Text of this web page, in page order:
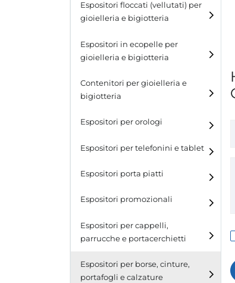
Espositori per anelli
Espositori floccati (vellutati) per
gioielleria e bigiotteria
Espositori in ecopelle per
gioielleria e bigiotteria
Contenitori per gioielleria e
bigiotteria
Espositori per orologi
Espositori per telefonini e tablet
Espositori porta piatti
Espositori promozionali
Espositori per cappelli,
parrucche e portacerchietti
Espositori per cappelli e
parrucche
Espositori per borse, cinture,
portafogli e calzature